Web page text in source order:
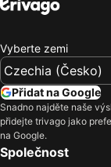
Žižkov
Výstaviště Praha -
Smíchov
Václavské náměstí
Na Kampě
Aquapalace Praha
Vyberte zemi
Přidat na Google
Snadno najděte naše
přidejte trivago jako
na Google.
Společnost